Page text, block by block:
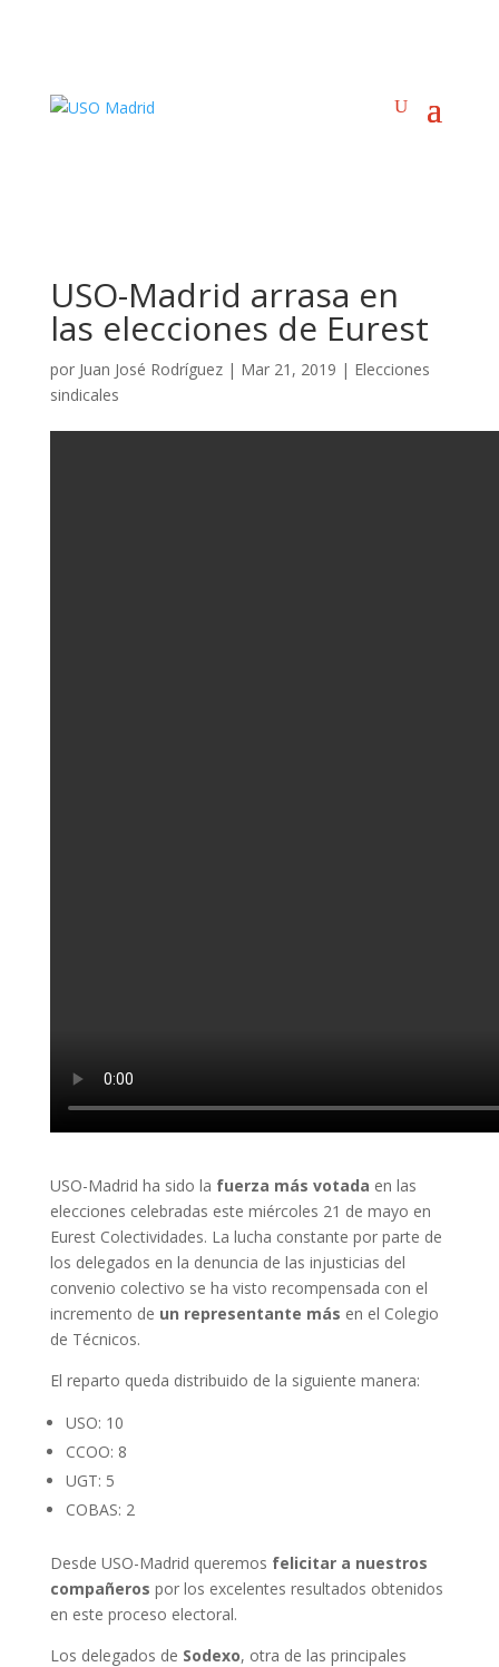
USO-Madrid arrasa en
las elecciones de Eurest
por Juan José Rodríguez| Mar 21, 2019 | Elecciones
sindicales
USO-Madrid ha sido la fuerza más votada en las
elecciones celebradas este miércoles 21 de mayo en
Eurest Colectividades. La lucha constante por parte de
los delegados en la denuncia de las injusticias del
convenio colectivo se ha visto recompensada con el
incremento de un representante más en el Colegio
de Técnicos.
El reparto queda distribuido de la siguiente manera:
USO: 10
CCOO: 8
UGT: 5
COBAS: 2
Desde USO-Madrid queremos felicitar a nuestros
compañeros por los excelentes resultados obtenidos
en este proceso electoral.
Los delegados de Sodexo, otra de las principales